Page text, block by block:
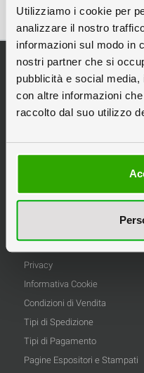
Utilizziamo i cookie per
analizzare il nostro
informazioni sul modo in
nostri partner che si
pubblicità e social
con altre informazioni
raccolto dal suo utilizzo
Categorie Principali
Espositori da Banco
Espositori Pubblicitari
Espositori Personalizzati
Privacy
Informativa Cookie
Condizioni di Vendita
Tipi di Spedizione
Tipi di Pagamento
Pagine Espositori e Stampati